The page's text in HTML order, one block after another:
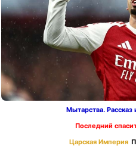
Мытарства.
Последний
Царская Империя